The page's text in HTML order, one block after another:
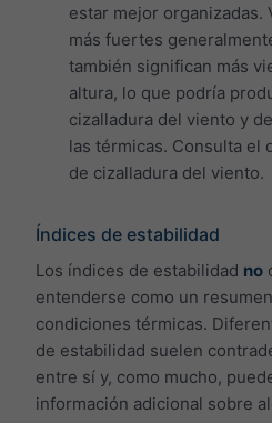
estar mejor organizadas.
más fuertes
también significan más
altura, lo que podría
cizalladura del viento y
las térmicas. Consulta el
de cizalladura del viento.
Índices de estabilidad
Los índices de estabilidad no
entenderse como un
condiciones térmicas.
de estabilidad suelen
entre sí y, como mucho,
información adicional sobre